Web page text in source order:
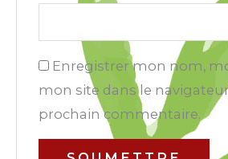
Enregistrer mon nom,
mon site dans le
prochain commentaire.